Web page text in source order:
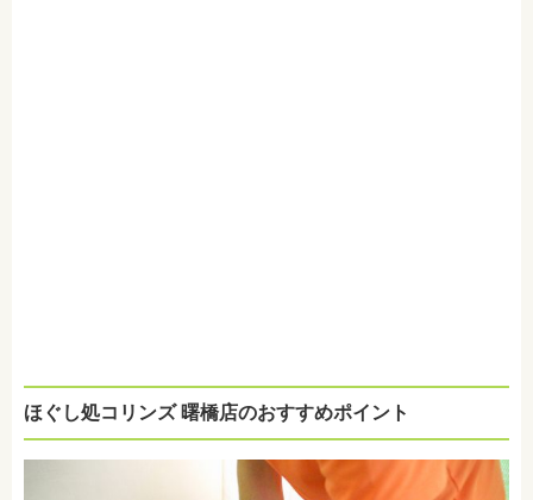
ほぐし処コリンズ 曙橋店のおすすめポイント